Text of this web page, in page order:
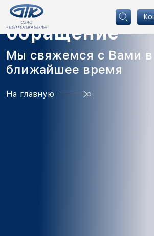
Спасибо за
обращение
Мы свяжемся с Вами в
ближайшее время
На главную